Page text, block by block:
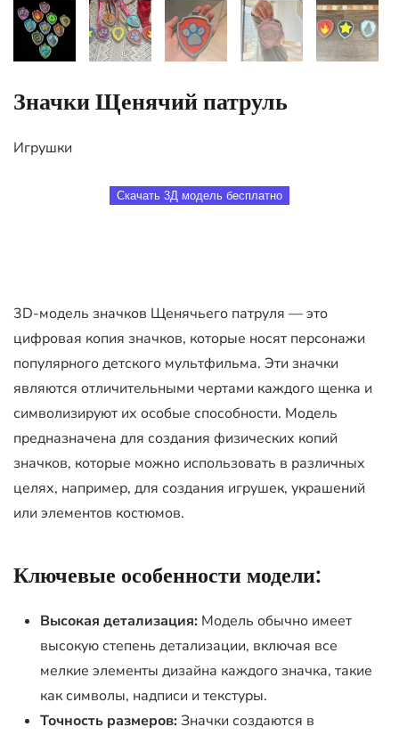
Значки Щенячий патруль
Игрушки
Скачать 3Д модель бесплатно
3D-модель значков Щенячьего патруля — это
цифровая копия значков, которые носят персонажи
популярного детского мультфильма. Эти значки
являются отличительными чертами каждого щенка и
символизируют их особые способности. Модель
предназначена для создания физических копий
значков, которые можно использовать в различных
целях, например, для создания игрушек, украшений
или элементов костюмов.
Ключевые особенности модели:
Высокая детализация: Модель обычно имеет
высокую степень детализации, включая все
мелкие элементы дизайна каждого значка, такие
как символы, надписи и текстуры.
Точность размеров:Значки создаются в